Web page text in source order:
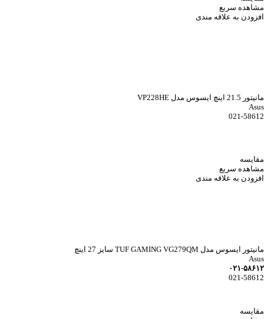
مشاهده سریع
افزودن به علاقه مندی
مانیتور 21.5 اینچ ایسوس مدل VP228HE
Asus
021-58612
مقایسه
مشاهده سریع
افزودن به علاقه مندی
مانیتور ایسوس مدل TUF GAMING VG279QM سایز 27 اینچ
Asus
۰۲۱-۵۸۶۱۲
021-58612
مقایسه